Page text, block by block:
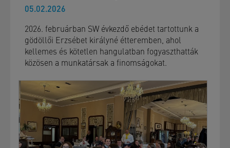
05.02.2026
2026. februárban SW évkezdő ebédet tartottunk a
gödöllői Erzsébet királyné étteremben, ahol
kellemes és kötetlen hangulatban fogyaszthatták
közösen a munkatársak a finomságokat.